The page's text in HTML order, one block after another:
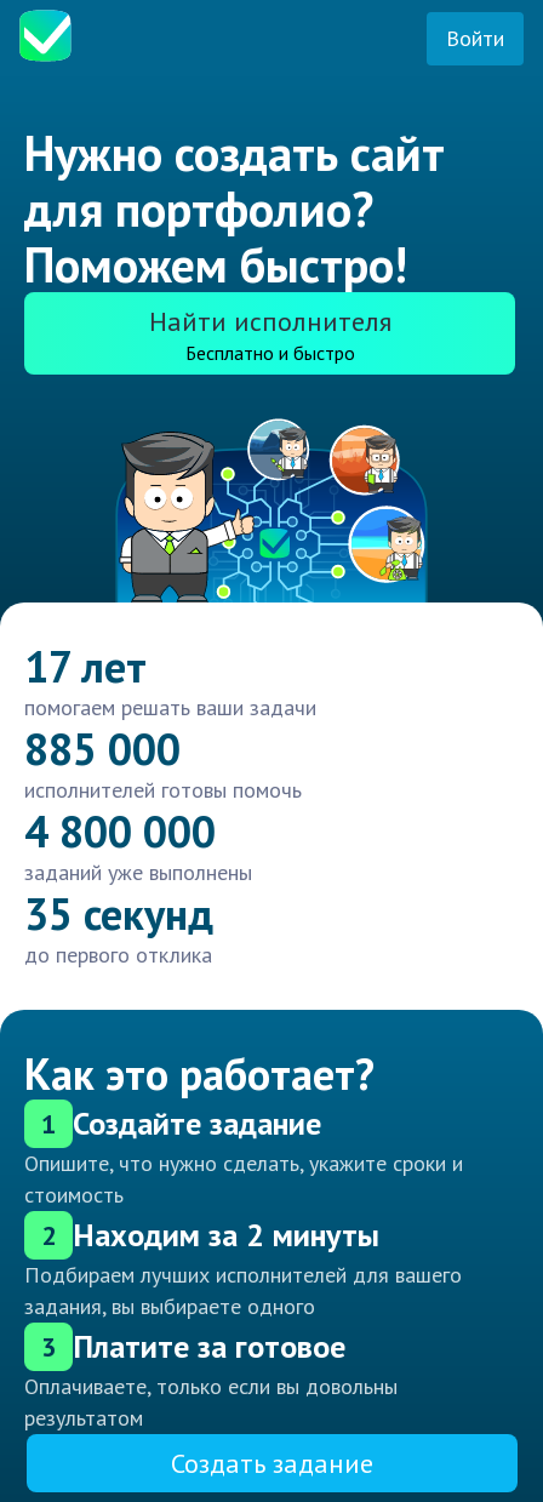
Войти
Нужно создать сайт
для портфолио?
Поможем быстро!
Найти исполнителя
Бесплатно и быстро
17 лет
помогаем решать ваши задачи
885 000
исполнителей готовы помочь
4 800 000
заданий уже выполнены
35 секунд
до первого отклика
Как это работает?
1 Создайте задание
Опишите, что нужно сделать, укажите сроки и
стоимость
2 Находим за 2 минуты
Подбираем лучших исполнителей для вашего
задания, вы выбираете одного
3 Платите за готовое
Оплачиваете, только если вы довольны
результатом
Создать задание